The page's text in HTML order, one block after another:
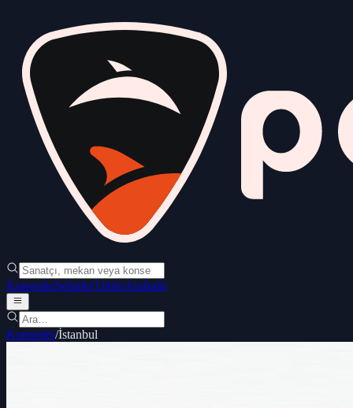
KonserlerŞehirlerTürlerAraİndir
Konserler/İstanbul